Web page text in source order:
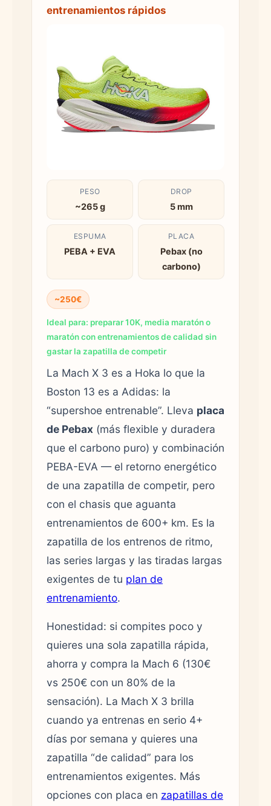
entrenamientos rápidos
PESO
~265 g
DROP
5 mm
ESPUMA
PEBA + EVA
PLACA
Pebax (no
carbono)
~250€
Ideal para: preparar 10K, media maratón o
maratón con entrenamientos de calidad sin
gastar la zapatilla de competir
La Mach X 3 es a Hoka lo que la
Boston 13 es a Adidas: la
“supershoe entrenable”. Lleva placa
de Pebax (más flexible y duradera
que el carbono puro) y combinación
PEBA-EVA — el retorno energético
de una zapatilla de competir, pero
con el chasis que aguanta
entrenamientos de 600+ km. Es la
zapatilla de los entrenos de ritmo,
las series largas y las tiradas largas
exigentes de tu plan de
entrenamiento.
Honestidad: si compites poco y
quieres una sola zapatilla rápida,
ahorra y compra la Mach 6 (130€
vs 250€ con un 80% de la
sensación). La Mach X 3 brilla
cuando ya entrenas en serio 4+
días por semana y quieres una
zapatilla “de calidad” para los
entrenamientos exigentes. Más
opciones con placa en zapatillas de